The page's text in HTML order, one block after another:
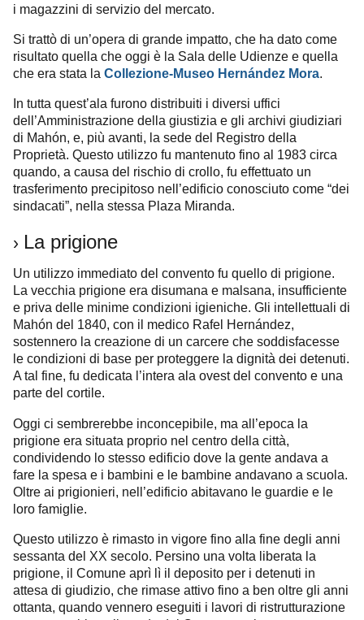
i magazzini di servizio del mercato.
Si trattò di un’opera di grande impatto, che ha dato come
risultato quella che oggi è la Sala delle Udienze e quella
che era stata la Collezione-Museo Hernández Mora.
In tutta quest’ala furono distribuiti i diversi uffici
dell’Amministrazione della giustizia e gli archivi giudiziari
di Mahón, e, più avanti, la sede del Registro della
Proprietà. Questo utilizzo fu mantenuto fino al 1983 circa
quando, a causa del rischio di crollo, fu effettuato un
trasferimento precipitoso nell’edificio conosciuto come “dei
sindacati”, nella stessa Plaza Miranda.
› La prigione
Un utilizzo immediato del convento fu quello di prigione.
La vecchia prigione era disumana e malsana, insufficiente
e priva delle minime condizioni igieniche. Gli intellettuali di
Mahón del 1840, con il medico Rafel Hernández,
sostennero la creazione di un carcere che soddisfacesse
le condizioni di base per proteggere la dignità dei detenuti.
A tal fine, fu dedicata l’intera ala ovest del convento e una
parte del cortile.
Oggi ci sembrerebbe inconcepibile, ma all’epoca la
prigione era situata proprio nel centro della città,
condividendo lo stesso edificio dove la gente andava a
fare la spesa e i bambini e le bambine andavano a scuola.
Oltre ai prigionieri, nell’edificio abitavano le guardie e le
loro famiglie.
Questo utilizzo è rimasto in vigore fino alla fine degli anni
sessanta del XX secolo. Persino una volta liberata la
prigione, il Comune aprì lì il deposito per i detenuti in
attesa di giudizio, che rimase attivo fino a ben oltre gli anni
ottanta, quando vennero eseguiti i lavori di ristrutturazione